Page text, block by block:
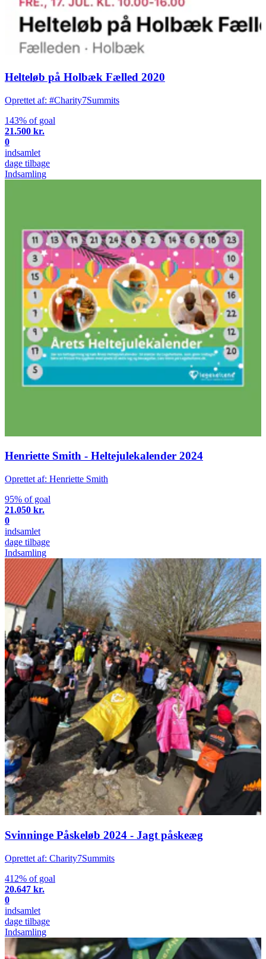
Helteløb på Holbæk Fælled 2020
Oprettet af: #Charity7Summits
143% of goal
21.500 kr.
0
indsamlet
dage tilbage
Indsamling
Henriette Smith - Heltejulekalender 2024
Oprettet af: Henriette Smith
95% of goal
21.050 kr.
0
indsamlet
dage tilbage
Indsamling
Svinninge Påskeløb 2024 - Jagt påskeæg
Oprettet af: Charity7Summits
412% of goal
20.647 kr.
0
indsamlet
dage tilbage
Indsamling